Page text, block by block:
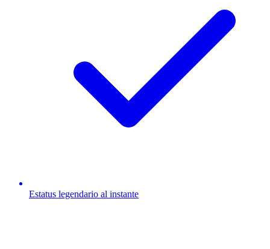
Estatus legendario al instante